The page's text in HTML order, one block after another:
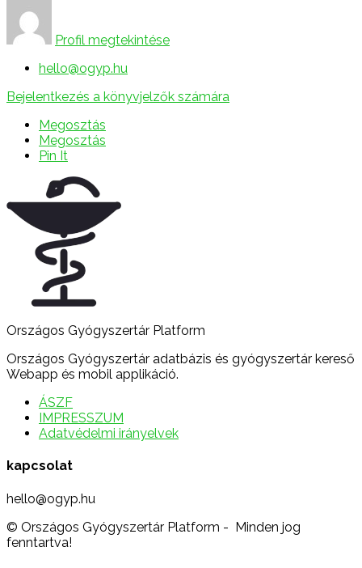
Profil megtekintése
hello@ogyp.hu
Bejelentkezés a könyvjelzők számára
Megosztás
Megosztás
Pin It
Országos Gyógyszertár Platform
Országos Gyógyszertár adatbázis és gyógyszertár kereső
Webapp és mobil applikáció.
ÁSZF
IMPRESSZUM
Adatvédelmi irányelvek
kapcsolat
hello@ogyp.hu
© Országos Gyógyszertár Platform - Minden jog
fenntartva!